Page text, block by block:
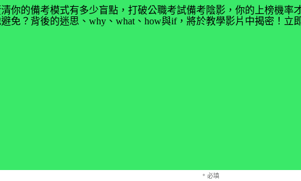
你的備考模式有多少盲點，打破公職考試備考陰影，你的上榜機率
免？背後的迷思、why、what、how與if，將於教學影片中揭密！立
* 必填